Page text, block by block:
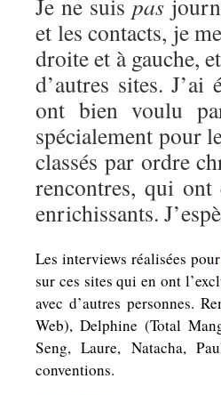
Je ne suis pas
et les contacts, je
droite et à gauche,
d’autres sites.
ont bien voulu
spécialement pour
classés par ordre
rencontres, qui ont
enrichissants.
Les interviews réalisées
sur ces sites qui en ont
avec d’autres personnes.
Web), Delphine (Total
Seng, Laure, Natacha,
conventions.